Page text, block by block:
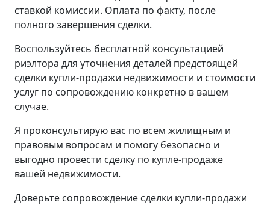
ставкой комиссии. Оплата по факту, после
полного завершения сделки.
Воспользуйтесь бесплатной консультацией
риэлтора для уточнения деталей предстоящей
сделки купли-продажи недвижимости и стоимости
услуг по сопровождению конкретно в вашем
случае.
Я проконсультирую вас по всем жилищным и
правовым вопросам и помогу безопасно и
выгодно провести сделку по купле-продаже
вашей недвижимости.
Доверьте сопровождение сделки купли-продажи